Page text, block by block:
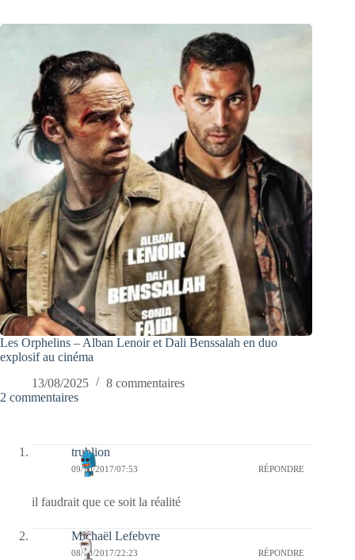
Les Orphelins – Alban Lenoir et Dali Benssalah en duo
explosif au cinéma
13/08/2025
8 commentaires
2 commentaires
trublion
09/10/2017/07:53 RÉPONDRE
il faudrait que ce soit la réalité
Michaël Lefebvre
08/10/2017/22:23 RÉPONDRE